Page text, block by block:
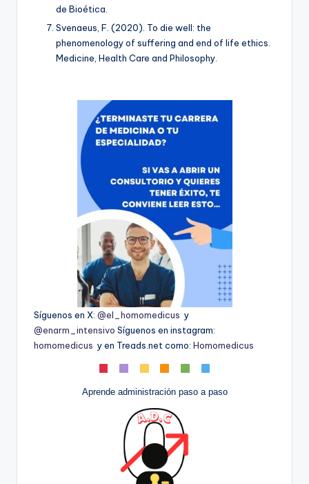
de Bioética.
Svenaeus, F. (2020). To die well: the
phenomenology of suffering and end of life ethics
Medicine, Health Care and Philosophy.
Síguenos en X: @el_homomedicus y
@enarm_intensivo Síguenos en instagram:
homomedicus y en Treads.net como: Homomedicus
Aprende administración paso a paso